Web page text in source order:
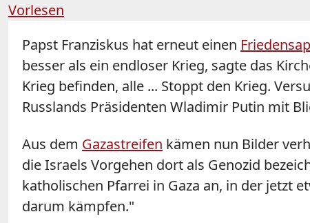
Vorlesen
Papst Franziskus hat erneut einen
besser als ein endloser Krieg, sagte das
Krieg befinden, alle ... Stoppt den Krieg.
Russlands Präsidenten Wladimir Putin mit
Aus dem Gazastreifen kämen nun Bilder
die Israels Vorgehen dort als Genozid
katholischen Pfarrei in Gaza an, in der jetzt
darum kämpfen."